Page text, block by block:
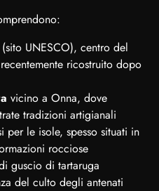
UNESCO), centro del
ricostruito dopo
vicino a Onna, dove
tradizioni artigianali
per le isole, spesso situati in
rocciose
guscio di tartaruga
del culto degli antenati